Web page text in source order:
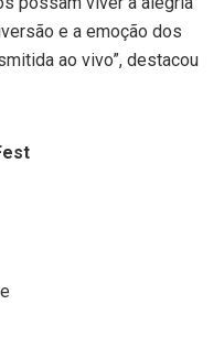
e a emoção dos
ao vivo”, destacou